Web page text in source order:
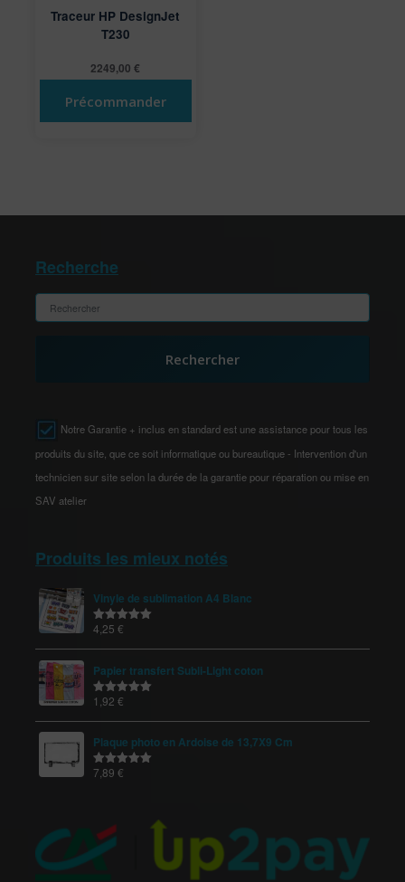
Traceur HP DesignJet
T230
2249,00€
Précommander
Recherche
Rechercher
Notre Garantie + inclus en standard est une assistance pour tous les
produits du site, que ce soit informatique ou bureautique - Intervention d'un
technicien sur site selon la durée de la garantie pour réparation ou mise en
SAV atelier
Produits les mieux notés
Vinyle de sublimation A4 Blanc
Note5.00
4,25 €
Papier transfert Subli-Light coton
Note5.00
1,92 €
Plaque photo en Ardoise de 13,7X9 Cm
Note5.00
7,89 €